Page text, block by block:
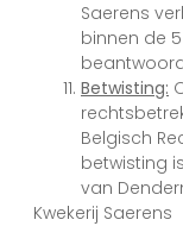
Saerens
binnen de
Betwisting:
Belgisch
betwisting
van
Kwekerij Saerens